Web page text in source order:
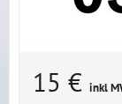
15 € inkl